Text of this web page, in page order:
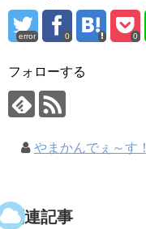
error 0 0
フォローする
やまかんでぇ～す！
関連記事